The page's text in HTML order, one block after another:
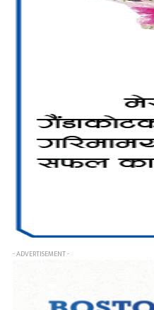
- ADVERTISEMENT -